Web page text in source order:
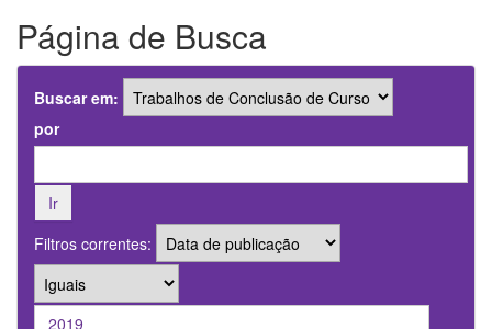
Página de Busca
Buscar em:
por
Filtros correntes: